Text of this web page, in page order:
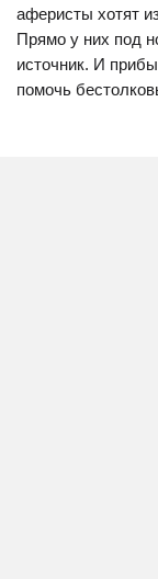
аферисты хотят
Прямо у них под
источник. И
помочь